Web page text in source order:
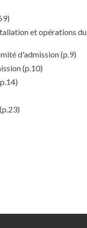
et opérations
d'admission(p.9)
(p.10)
(p.23)